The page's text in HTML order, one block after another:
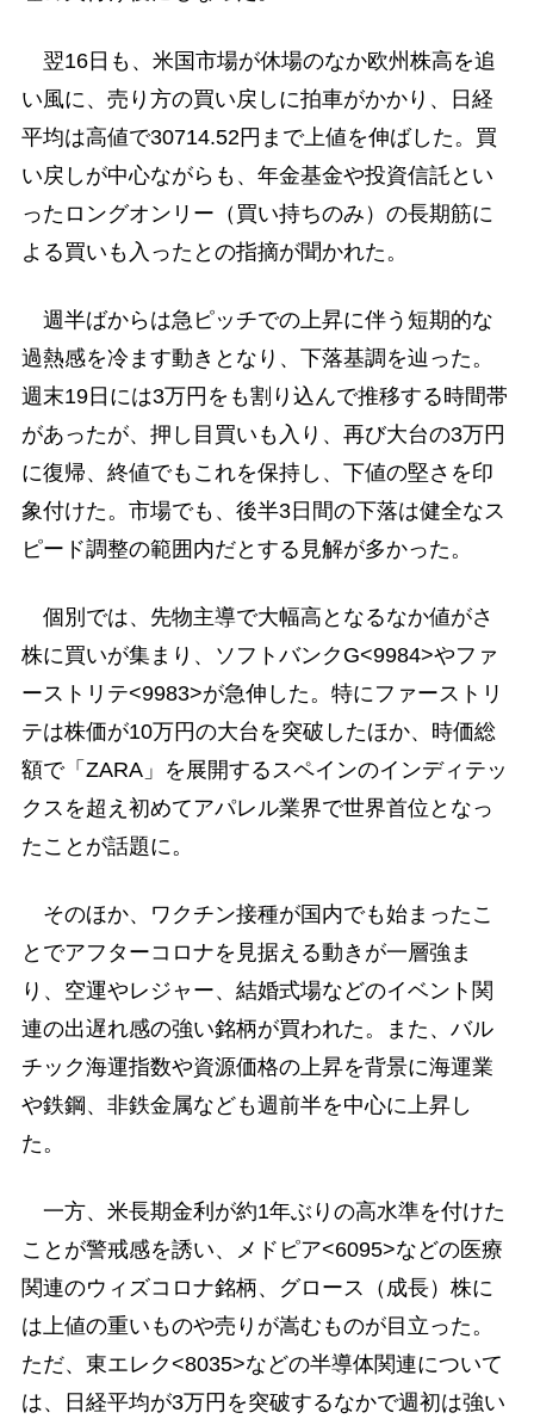
翌16日も、米国市場が休場のなか欧州株高を追
い風に、売り方の買い戻しに拍車がかかり、日経
平均は高値で30714.52円まで上値を伸ばした。買
い戻しが中心ながらも、年金基金や投資信託とい
ったロングオンリー（買い持ちのみ）の長期筋に
よる買いも入ったとの指摘が聞かれた。
週半ばからは急ピッチでの上昇に伴う短期的な
過熱感を冷ます動きとなり、下落基調を辿った。
週末19日には3万円をも割り込んで推移する時間帯
があったが、押し目買いも入り、再び大台の3万円
に復帰、終値でもこれを保持し、下値の堅さを印
象付けた。市場でも、後半3日間の下落は健全なス
ピード調整の範囲内だとする見解が多かった。
個別では、先物主導で大幅高となるなか値がさ
株に買いが集まり、ソフトバンクG<9984>やファ
ーストリテ<9983>が急伸した。特にファーストリ
テは株価が10万円の大台を突破したほか、時価総
額で「ZARA」を展開するスペインのインディテッ
クスを超え初めてアパレル業界で世界首位となっ
たことが話題に。
そのほか、ワクチン接種が国内でも始まったこ
とでアフターコロナを見据える動きが一層強ま
り、空運やレジャー、結婚式場などのイベント関
連の出遅れ感の強い銘柄が買われた。また、バル
チック海運指数や資源価格の上昇を背景に海運業
や鉄鋼、非鉄金属なども週前半を中心に上昇し
た。
一方、米長期金利が約1年ぶりの高水準を付けた
ことが警戒感を誘い、メドピア<6095>などの医療
関連のウィズコロナ銘柄、グロース（成長）株に
は上値の重いものや売りが嵩むものが目立った。
ただ、東エレク<8035>などの半導体関連について
は、日経平均が3万円を突破するなかで週初は強い